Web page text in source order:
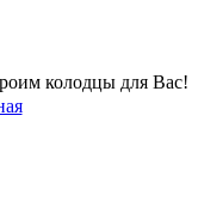
колодцы для Вас!